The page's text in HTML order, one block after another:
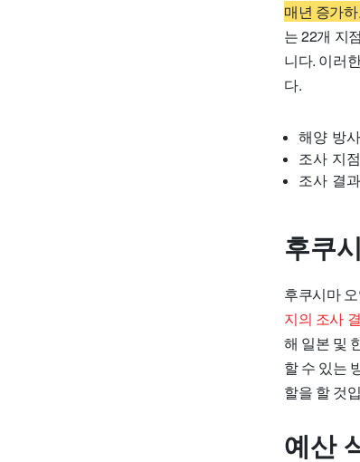
매년 증가
는 22개 지
니다. 이러
다.
해양 방
조사 지
조사 결
후쿠
후쿠시마
지의 조사
해 일본 및
할 수 있는
할을 할 것
예산